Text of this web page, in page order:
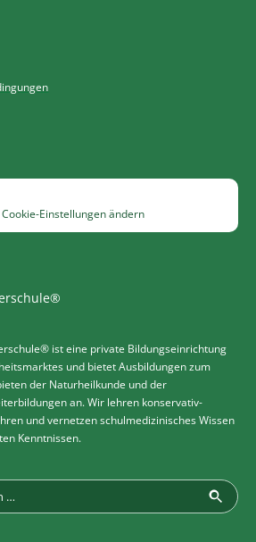
Einstellungen ändern
ist eine private Bildungseinrichtung
und bietet Ausbildungen zum
der Naturheilkunde und der
an. Wir lehren konservativ-
und vernetzen schulmedizinisches Wissen
Kenntnissen.